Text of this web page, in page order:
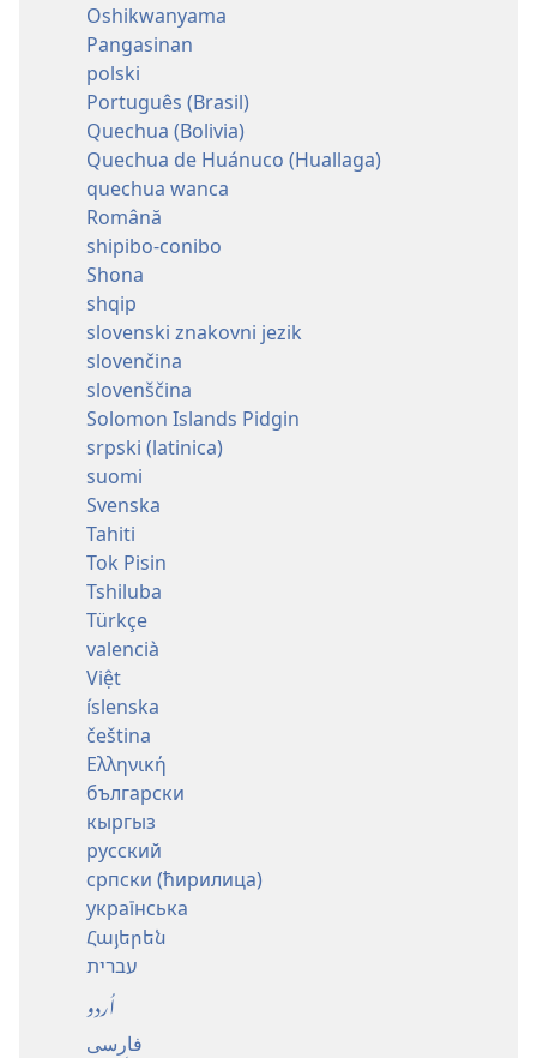
Oshikwanyama
Pangasinan
polski
Português (Brasil)
Quechua (Bolivia)
Quechua de Huánuco (Huallaga)
quechua wanca
Română
shipibo-conibo
Shona
shqip
slovenski znakovni jezik
slovenčina
slovenščina
Solomon Islands Pidgin
srpski (latinica)
suomi
Svenska
Tahiti
Tok Pisin
Tshiluba
Türkçe
valencià
Việt
íslenska
čeština
Ελληνική
български
кыргыз
русский
српски (ћирилица)
українська
Հայերեն
עברית
اُردو
فارسی